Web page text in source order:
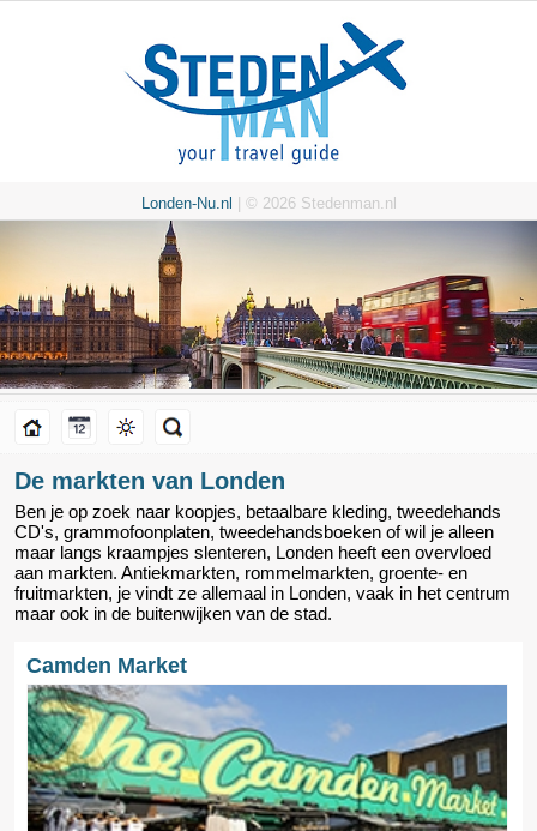
Londen-Nu.nl | © 2026 Stedenman.nl
De markten van Londen
Ben je op zoek naar koopjes, betaalbare kleding, tweedehands
CD's, grammofoonplaten, tweedehandsboeken of wil je alleen
maar langs kraampjes slenteren, Londen heeft een overvloed
aan markten. Antiekmarkten, rommelmarkten, groente- en
fruitmarkten, je vindt ze allemaal in Londen, vaak in het centrum
maar ook in de buitenwijken van de stad.
Camden Market